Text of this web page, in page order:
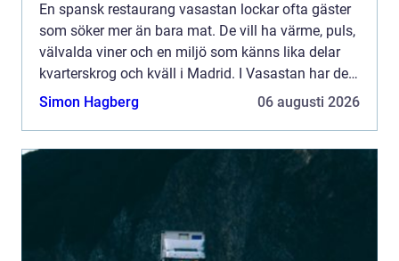
En spansk restaurang vasastan lockar ofta gäster
som söker mer än bara mat. De vill ha värme, puls,
välvalda viner och en miljö som känns lika delar
kvarterskrog och kväll i Madrid. I Vasastan har den
här typen av restauranger blivit en självklar del...
Simon Hagberg 06 augusti 2026